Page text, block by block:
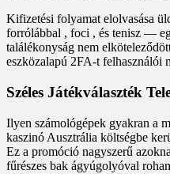
Kifizetési folyamat elolvasása
forrólábbal , foci , és tenisz —
találékonyság nem
eszközalapú 2FA-t felhasználói
Széles Játékválaszték
Ilyen számológépek gyakran a
kaszinó Ausztrália költségbe
Ez a promóció nagyszerű
fűrészes bak ágyúgolyóval